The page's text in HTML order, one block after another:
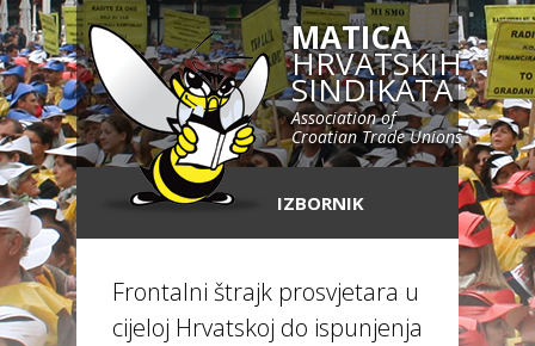
MATICA
HRVATSKIH
SINDIKATA
Association of
Croatian Trade Unions
IZBORNIK
Frontalni štrajk prosvjetara u
cijeloj Hrvatskoj do ispunjenja